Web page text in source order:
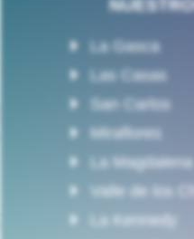
La Gasca
Las Casas
San Carlos
Miraflores
La Magdalena
Valle de los
La Kennedy